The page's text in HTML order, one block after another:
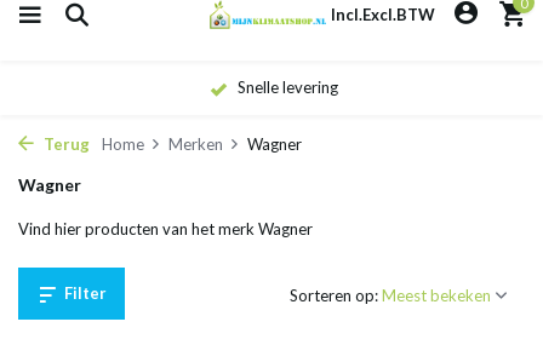
Incl.Excl.BTW
Snelle levering
Terug Home Merken Wagner
Wagner
Vind hier producten van het merk Wagner
Filter Sorteren op: